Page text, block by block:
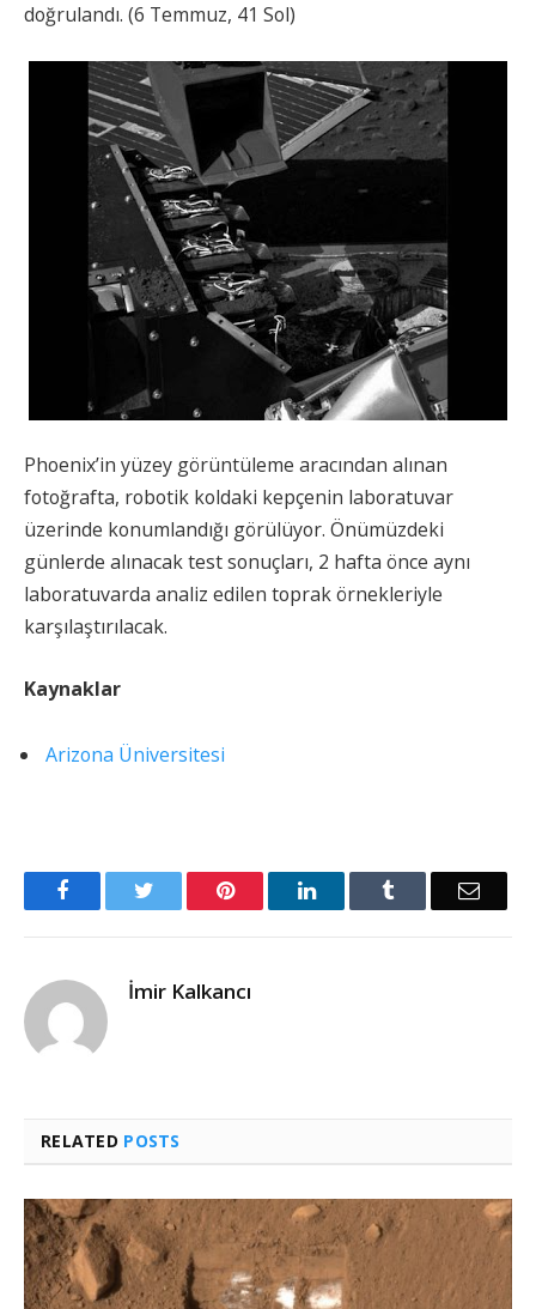
doğrulandı. (6 Temmuz, 41 Sol)
Phoenix’in yüzey görüntüleme aracından alınan
fotoğrafta, robotik koldaki kepçenin laboratuvar
üzerinde konumlandığı görülüyor. Önümüzdeki
günlerde alınacak test sonuçları, 2 hafta önce aynı
laboratuvarda analiz edilen toprak örnekleriyle
karşılaştırılacak.
Kaynaklar
Arizona Üniversitesi
FacebookTwitter Pinterest LinkedInTumblr Email
İmir Kalkancı
RELATED POSTS